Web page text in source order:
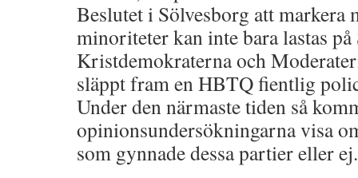
Beslutet i Sölvesborg att markera
minoriteter kan inte bara lastas
Kristdemokraterna och
släppt fram en HBTQ fientlig
Under den närmaste tiden så
opinionsundersökningarna visa
som gynnade dessa partier eller ej.